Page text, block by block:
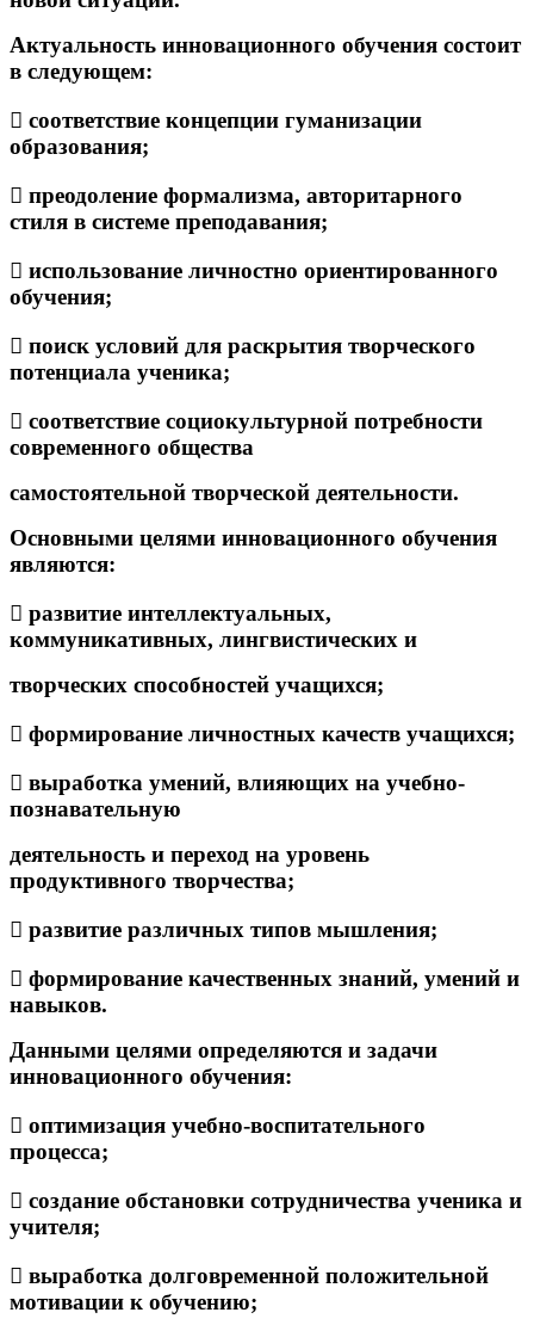
Актуальность инновационного обучения состоит
в следующем:
 соответствие концепции гуманизации
образования;
 преодоление формализма, авторитарного
стиля в системе преподавания;
 использование личностно ориентированного
обучения;
 поиск условий для раскрытия творческого
потенциала ученика;
 соответствие социокультурной потребности
современного общества
самостоятельной творческой деятельности.
Основными целями инновационного обучения
являются:
 развитие интеллектуальных,
коммуникативных, лингвистических и
творческих способностей учащихся;
 формирование личностных качеств учащихся;
 выработка умений, влияющих на учебно-
познавательную
деятельность и переход на уровень
продуктивного творчества;
 развитие различных типов мышления;
 формирование качественных знаний, умений и
навыков.
Данными целями определяются и задачи
инновационного обучения:
 оптимизация учебно-воспитательного
процесса;
 создание обстановки сотрудничества ученика и
учителя;
 выработка долговременной положительной
мотивации к обучению;